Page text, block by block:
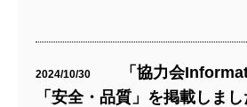
2024/10/30
「協力会
「安全・品質」を掲載しまし